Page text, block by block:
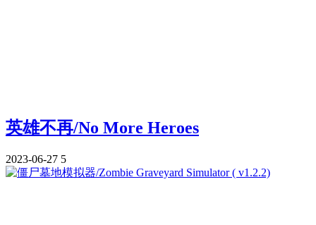
英雄不再/No More Heroes
2023-06-27 5